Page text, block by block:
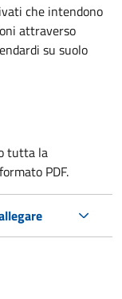
che intendono
attraverso
su suolo
tutta la
PDF.